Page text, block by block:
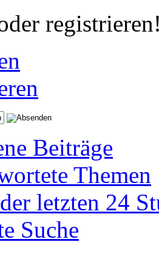
Beiträge
Themen
letzten 24
Suche